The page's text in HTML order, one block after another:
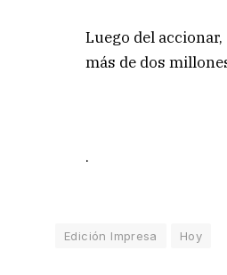
Luego del
más de dos
.
Edición Impresa Hoy